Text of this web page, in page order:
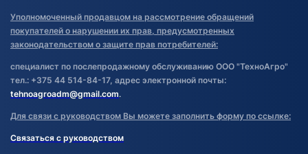
Уполномоченный продавцом на рассмотрение обращений
покупателей о нарушении их прав, предусмотренных
законодательством о защите прав потребителей:
специалист по послепродажному обслуживанию ООО "ТехноАгро"
тел.: +375 44 514-84-17, адрес электронной почты:
tehnoagroadm@gmail.com.
Для связи с руководством Вы можете заполнить форму по ссылке:
Связаться с руководством